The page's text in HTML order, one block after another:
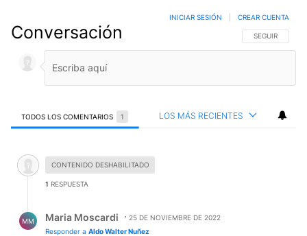
Conversación SIGA ESTA
SEGUIR
INICIAR SESIÓN CREAR CUENTA
TODOS LOS COMENTARIOS 1 LOS MÁS RECIENTES
Comentario desactivado.
CONTENIDO DESHABILITADO
1 RESPUESTA
MM Maria Moscardi
25 DE NOVIEMBRE DE 2022
Responder a Aldo Walter Nuñez